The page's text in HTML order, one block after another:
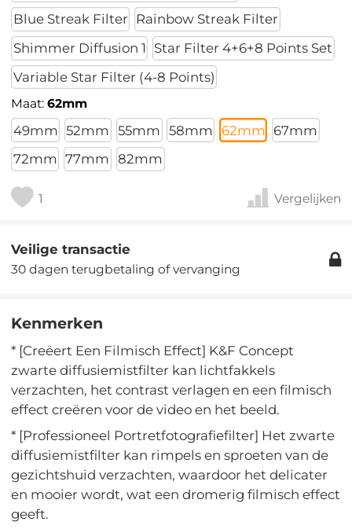
Blue Streak Filter
Rainbow Streak Filter
Shimmer Diffusion 1 Star Filter 4+6+8 Points Set
Variable Star Filter (4-8 Points)
Maat:62mm
49mm 52mm 55mm 58mm 62mm 67mm
72mm 77mm 82mm
1 Vergelijken
Veilige transactie
30 dagen terugbetaling of vervanging
Kenmerken
* [Creëert Een Filmisch Effect] K&F Concept
zwarte diffusiemistfilter kan lichtfakkels
verzachten, het contrast verlagen en een filmisch
effect creëren voor de video en het beeld.
* [Professioneel Portretfotografiefilter] Het zwarte
diffusiemistfilter kan rimpels en sproeten van de
gezichtshuid verzachten, waardoor het delicater
en mooier wordt, wat een dromerig filmisch effect
geeft.